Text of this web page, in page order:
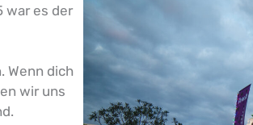
war es der
Wenn dich
wir uns